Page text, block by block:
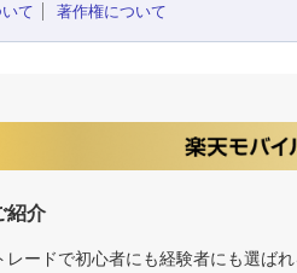
て
著作権について
紹介
ードで初心者にも経験者にも選ば